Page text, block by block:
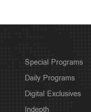
Special Programs
Daily Programs
Digital Exclusives
Indepth